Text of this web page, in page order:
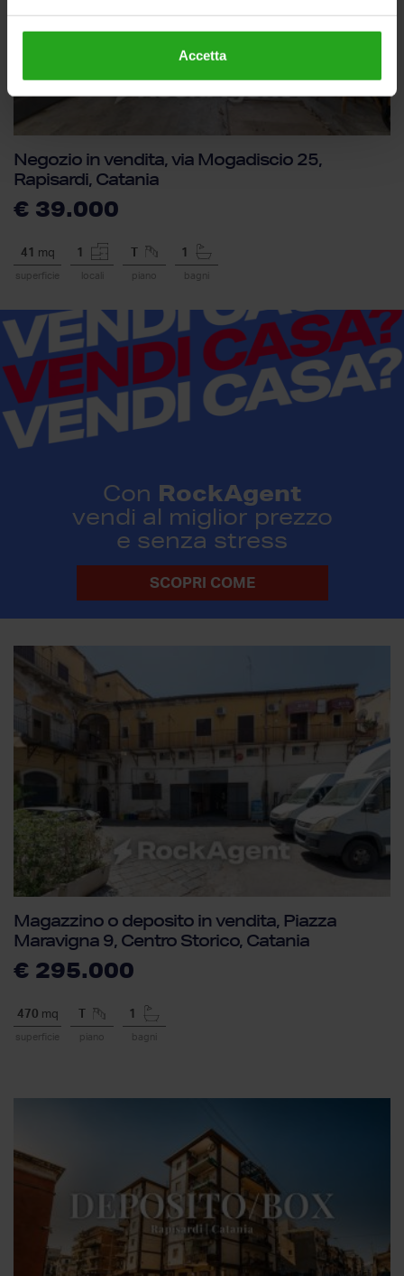
Accetta
Negozio in vendita, via Mogadiscio 25,
Rapisardi, Catania
€ 39.000
41 mq
superficie
1
locali piano
1
bagni
Con RockAgent
vendi al miglior prezzo
e senza stress
SCOPRI COME
Magazzino o deposito in vendita, Piazza
Maravigna 9, Centro Storico, Catania
€ 295.000
470 mq
superficie piano
1
bagni